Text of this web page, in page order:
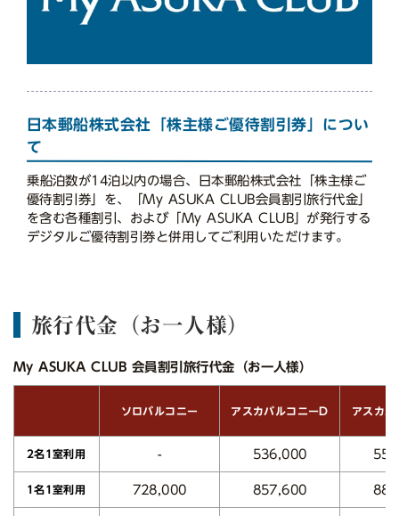
日本郵船株式会社「株主様ご優待割引券」につい
て
乗船泊数が14泊以内の場合、日本郵船株式会社「株主様ご
優待割引券」を、「My ASUKA CLUB会員割引旅行代金」
を含む各種割引、および「My ASUKA CLUB」が発行する
デジタルご優待割引券と併用してご利用いただけます。
旅行代金（お一人様）
My ASUKA CLUB 会員割引旅行代金（お一人様）
ソロバルコニー アスカバルコニーD アスカバ
2名1室利用 - 536,000
1名1室利用 728,000 857,600